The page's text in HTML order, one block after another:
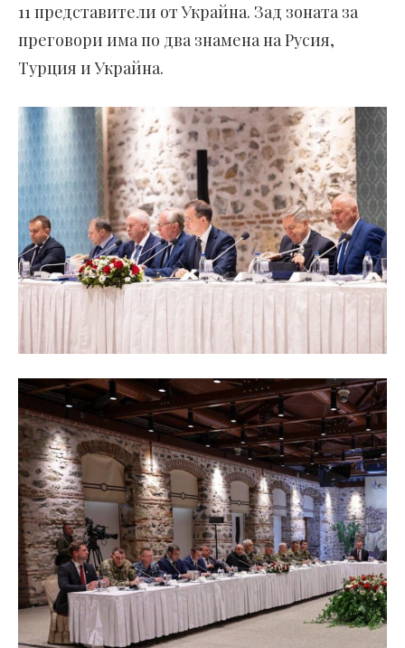
11 представители от Украйна. Зад зоната за
преговори има по два знамена на Русия,
Турция и Украйна.